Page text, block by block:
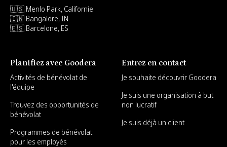
🇺🇸 Menlo Park, Californie
🇮🇳 Bangalore, IN
🇪🇸 Barcelone, ES
Planifiez avec Goodera
Activités de bénévolat de
l'équipe
Trouvez des opportunités de
bénévolat
Programmes de bénévolat
pour les employés
Entrez en contact
Je souhaite découvrir Goodera
Je suis une organisation à but
non lucratif
Je suis déjà un client